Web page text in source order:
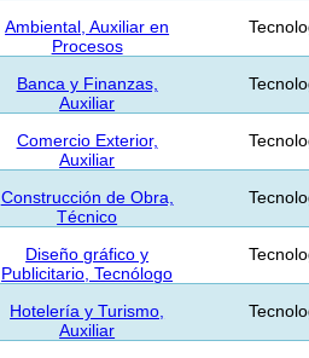
Ambiental, Auxiliar en
Procesos
Banca y Finanzas,
Auxiliar
Comercio Exterior,
Auxiliar
Construcción de Obra,
Técnico
Diseño gráfico y
Publicitario, Tecnólogo
Hotelería y Turismo,
Auxiliar